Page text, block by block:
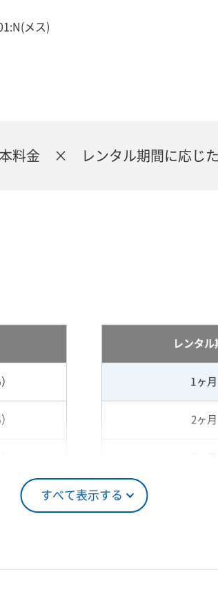
メス)
料金 × レンタル期間に応じた
すべて表示する
）
レンタル
1ヶ月
2ヶ月
6ヶ月